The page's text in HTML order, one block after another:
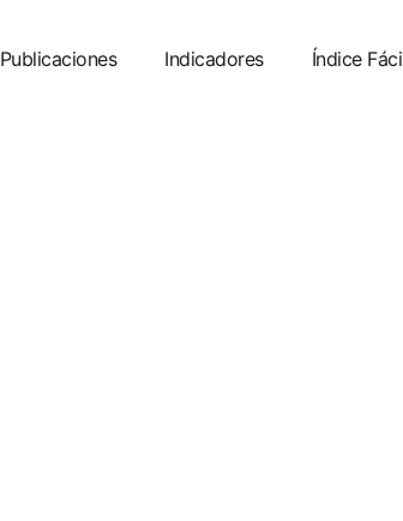
Publicaciones Indicadores Índice